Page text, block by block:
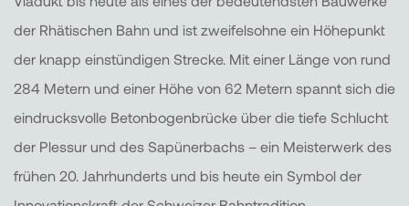
der Rhätischen Bahn und ist zweifelsohne ein Höhepunkt
der knapp einstündigen Strecke. Mit einer Länge von rund
284 Metern und einer Höhe von 62 Metern spannt sich die
eindrucksvolle Betonbogenbrücke über die tiefe Schlucht
der Plessur und des Sapünerbachs – ein Meisterwerk des
frühen 20. Jahrhunderts und bis heute ein Symbol der